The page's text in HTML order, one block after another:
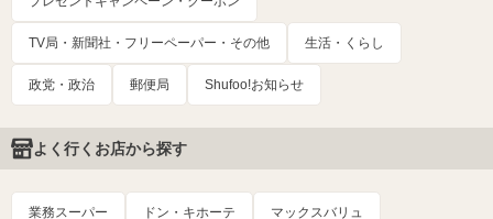
TV局・新聞社・フリーペーパー・その他 生活・くらし
政党・政治 郵便局 Shufoo!お知らせ
よく行くお店から探す
業務スーパー ドン・キホーテ マックスバリュ